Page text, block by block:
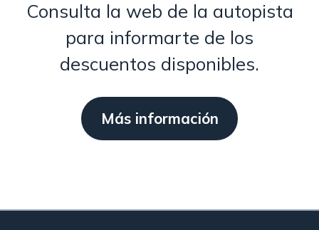
Consulta la web de la autopista
para informarte de los
descuentos disponibles.
Más información